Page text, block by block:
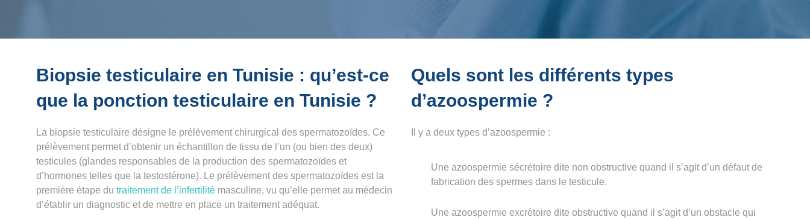
Biopsie testiculaire en Tunisie : qu’est-ce
que la ponction testiculaire en Tunisie ?
La biopsie testiculaire désigne le prélèvement chirurgical des spermatozoïdes. Ce
prélèvement permet d’obtenir un échantillon de tissu de l’un (ou bien des deux)
testicules (glandes responsables de la production des spermatozoïdes et
d’hormones telles que la testostérone). Le prélèvement des spermatozoïdes est la
première étape du traitement de l’infertilité masculine, vu qu’elle permet au médecin
d’établir un diagnostic et de mettre en place un traitement adéquat.
Quels sont les différents types
d’azoospermie ?
Il y a deux types d’azoospermie :
Une azoospermie sécrétoire dite non obstructive quand il s’agit d’un défaut de
fabrication des spermes dans le testicule.
Une azoospermie excrétoire dite obstructive quand il s’agit d’un obstacle qui